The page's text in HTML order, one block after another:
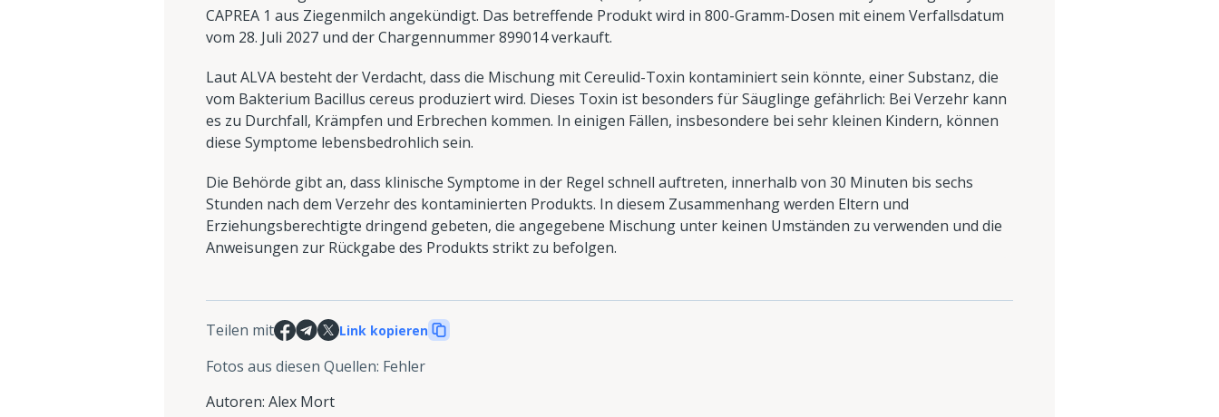
CAPREA 1 aus Ziegenmilch angekündigt. Das betreffende Produkt wird in 800-Gramm-Dosen mit einem Verfallsdatum
vom 28. Juli 2027 und der Chargennummer 899014 verkauft.
Laut ALVA besteht der Verdacht, dass die Mischung mit Cereulid-Toxin kontaminiert sein könnte, einer Substanz, die
vom Bakterium Bacillus cereus produziert wird. Dieses Toxin ist besonders für Säuglinge gefährlich: Bei Verzehr kann
es zu Durchfall, Krämpfen und Erbrechen kommen. In einigen Fällen, insbesondere bei sehr kleinen Kindern, können
diese Symptome lebensbedrohlich sein.
Die Behörde gibt an, dass klinische Symptome in der Regel schnell auftreten, innerhalb von 30 Minuten bis sechs
Stunden nach dem Verzehr des kontaminierten Produkts. In diesem Zusammenhang werden Eltern und
Erziehungsberechtigte dringend gebeten, die angegebene Mischung unter keinen Umständen zu verwenden und die
Anweisungen zur Rückgabe des Produkts strikt zu befolgen.
Teilen mit Link kopieren
Fotos aus diesen Quellen: Fehler
Autoren: Alex Mort